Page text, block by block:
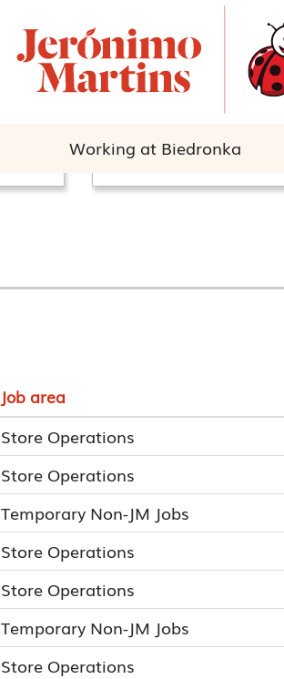
Working at Biedronka
Job area
Store Operations
Store Operations
Temporary Non-JM Jobs
Store Operations
Store Operations
Temporary Non-JM Jobs
Store Operations